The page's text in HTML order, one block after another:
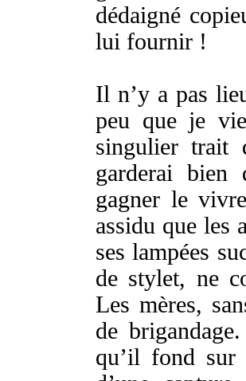
dédaigné
lui fournir !
Il n’y a pas
peu que je
singulier trait
garderai bien
gagner levivre
assidu que les
seslampées
de stylet, ne
Les mères,
de brigandage.
qu’il fond sur